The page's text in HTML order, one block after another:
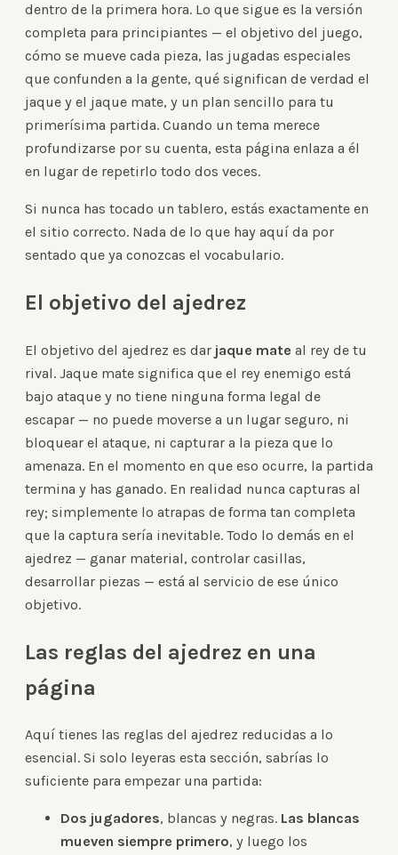
dentro de la primera hora. Lo que sigue es la versión
completa para principiantes — el objetivo del juego,
cómo se mueve cada pieza, las jugadas especiales
que confunden a la gente, qué significan de verdad el
jaque y el jaque mate, y un plan sencillo para tu
primerísima partida. Cuando un tema merece
profundizarse por su cuenta, esta página enlaza a él
en lugar de repetirlo todo dos veces.
Si nunca has tocado un tablero, estás exactamente en
el sitio correcto. Nada de lo que hay aquí da por
sentado que ya conozcas el vocabulario.
El objetivo del ajedrez
El objetivo del ajedrez es dar jaque mate al rey de tu
rival. Jaque mate significa que el rey enemigo está
bajo ataque y no tiene ninguna forma legal de
escapar — no puede moverse a un lugar seguro, ni
bloquear el ataque, ni capturar a la pieza que lo
amenaza. En el momento en que eso ocurre, la partida
termina y has ganado. En realidad nunca capturas al
rey; simplemente lo atrapas de forma tan completa
que la captura sería inevitable. Todo lo demás en el
ajedrez — ganar material, controlar casillas,
desarrollar piezas — está al servicio de ese único
objetivo.
Las reglas del ajedrez en una
página
Aquí tienes las reglas del ajedrez reducidas a lo
esencial. Si solo leyeras esta sección, sabrías lo
suficiente para empezar una partida:
Dos jugadores, blancas y negras. Las blancas
mueven siempre primero, y luego los